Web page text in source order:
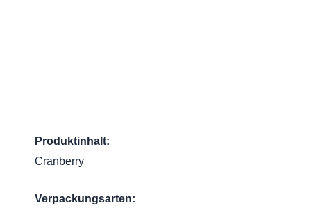
Produktinhalt:
Cranberry
Verpackungsarten: